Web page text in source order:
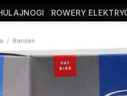
ROWERY
/ Banden